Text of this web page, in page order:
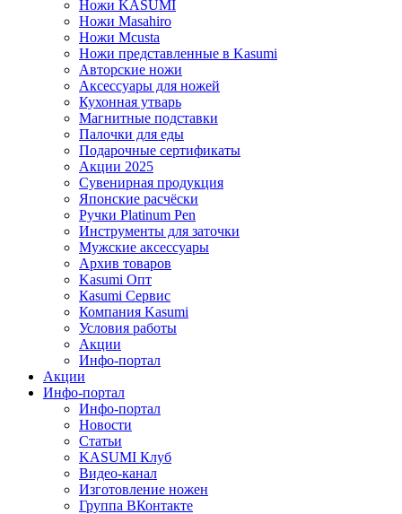
Ножи KASUMI
Ножи Masahiro
Ножи Mcusta
Ножи представленные в Kasumi
Авторские ножи
Аксессуары для ножей
Кухонная утварь
Магнитные подставки
Палочки для еды
Подарочные сертификаты
Акции 2025
Сувенирная продукция
Японские расчёски
Ручки Platinum Pen
Инструменты для заточки
Мужские аксессуары
Архив товаров
Kasumi Опт
Кasumi Сервис
Компания Kasumi
Условия работы
Акции
Инфо-портал
Акции
Инфо-портал
Инфо-портал
Новости
Статьи
KASUMI Клуб
Видео-канал
Изготовление ножен
Группа ВКонтакте